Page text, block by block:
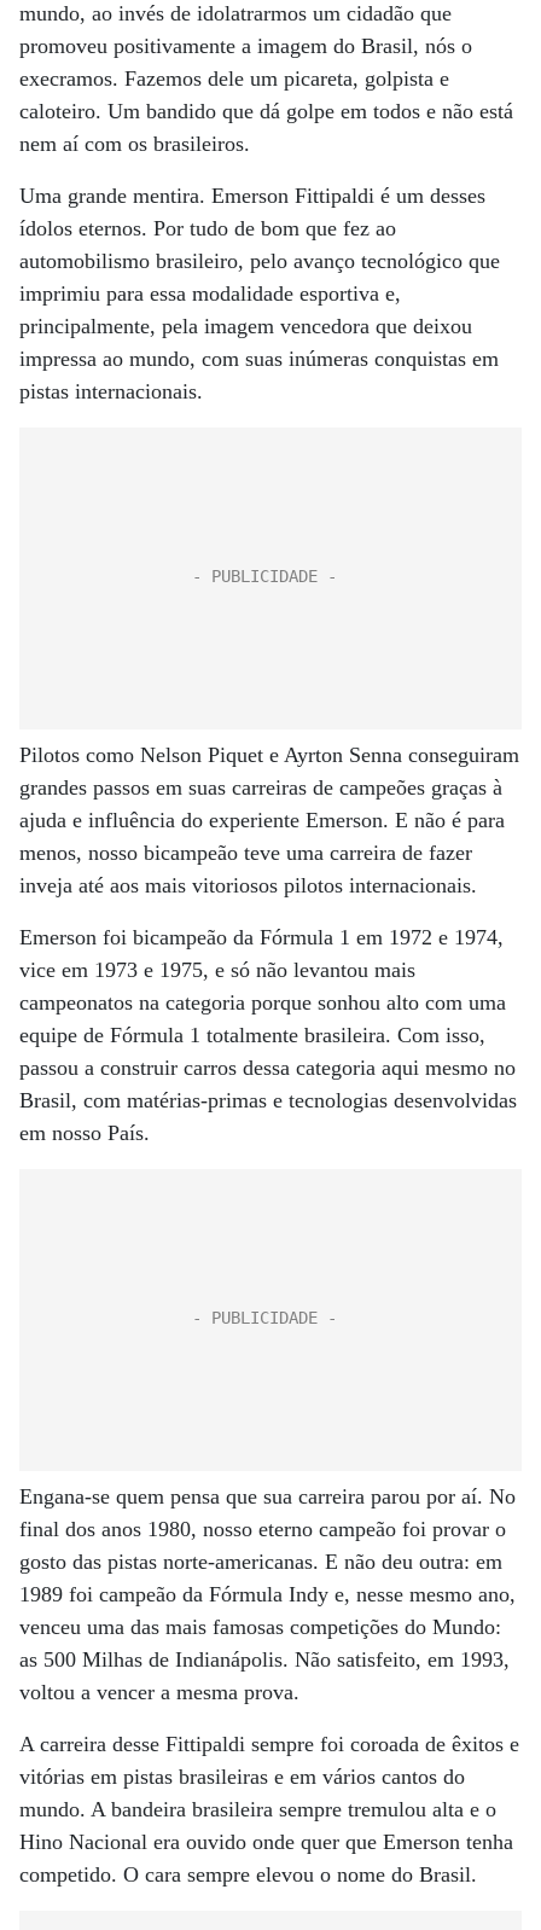
mundo, ao invés de idolatrarmos um cidadão que
promoveu positivamente a imagem do Brasil, nós o
execramos. Fazemos dele um picareta, golpista e
caloteiro. Um bandido que dá golpe em todos e não está
nem aí com os brasileiros.
Uma grande mentira. Emerson Fittipaldi é um desses
ídolos eternos. Por tudo de bom que fez ao
automobilismo brasileiro, pelo avanço tecnológico que
imprimiu para essa modalidade esportiva e,
principalmente, pela imagem vencedora que deixou
impressa ao mundo, com suas inúmeras conquistas em
pistas internacionais.
Pilotos como Nelson Piquet e Ayrton Senna conseguiram
grandes passos em suas carreiras de campeões graças à
ajuda e influência do experiente Emerson. E não é para
menos, nosso bicampeão teve uma carreira de fazer
inveja até aos mais vitoriosos pilotos internacionais.
Emerson foi bicampeão da Fórmula 1 em 1972 e 1974,
vice em 1973 e 1975, e só não levantou mais
campeonatos na categoria porque sonhou alto com uma
equipe de Fórmula 1 totalmente brasileira. Com isso,
passou a construir carros dessa categoria aqui mesmo no
Brasil, com matérias-primas e tecnologias desenvolvidas
em nosso País.
Engana-se quem pensa que sua carreira parou por aí. No
final dos anos 1980, nosso eterno campeão foi provar o
gosto das pistas norte-americanas. E não deu outra: em
1989 foi campeão da Fórmula Indy e, nesse mesmo ano,
venceu uma das mais famosas competições do Mundo:
as 500 Milhas de Indianápolis. Não satisfeito, em 1993,
voltou a vencer a mesma prova.
A carreira desse Fittipaldi sempre foi coroada de êxitos e
vitórias em pistas brasileiras e em vários cantos do
mundo. A bandeira brasileira sempre tremulou alta e o
Hino Nacional era ouvido onde quer que Emerson tenha
competido. O cara sempre elevou o nome do Brasil.